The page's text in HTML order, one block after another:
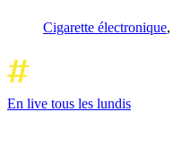
Cigarette électronique,
En live tous les lundis